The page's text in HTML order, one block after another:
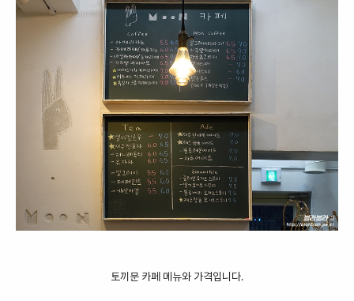
토끼문 카페 메뉴와 가격입니다.